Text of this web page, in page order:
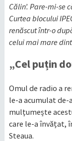
Călin’. Pare-mi-se
Curtea blocului
renăscut într-o
celui mai mare
„Cel puțin
Omul de radio a
le-a acumulat de-
mulțumește
care le-a învățat,
Steaua.